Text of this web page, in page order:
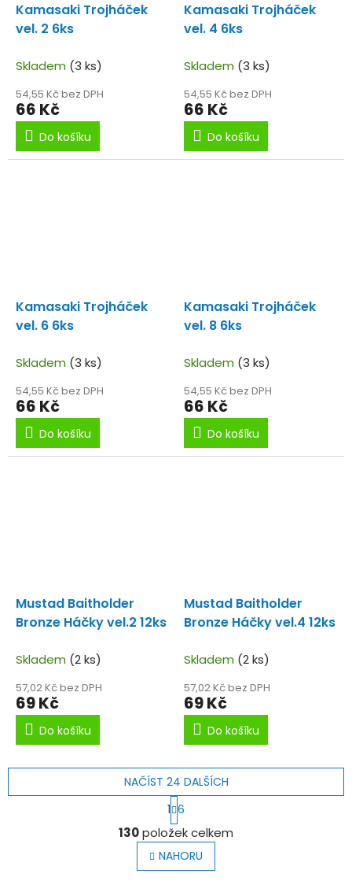
Kamasaki Trojháček
vel. 2 6ks
Skladem (3 ks)
54,55 Kč bez DPH
66 Kč
Do košíku
Kamasaki Trojháček
vel. 4 6ks
Skladem (3 ks)
54,55 Kč bez DPH
66 Kč
Do košíku
Kamasaki Trojháček
vel. 6 6ks
Skladem (3 ks)
54,55 Kč bez DPH
66 Kč
Do košíku
Kamasaki Trojháček
vel. 8 6ks
Skladem (3 ks)
54,55 Kč bez DPH
66 Kč
Do košíku
Mustad Baitholder
Bronze Háčky vel.2 12ks
Skladem (2 ks)
57,02 Kč bez DPH
69 Kč
Do košíku
Mustad Baitholder
Bronze Háčky vel.4 12ks
Skladem (2 ks)
57,02 Kč bez DPH
69 Kč
Do košíku
O
v
l
á
NAČÍST 24 DALŠÍCH
S
t
r
á
n
k
1 6
130položek celkem
NAHORU